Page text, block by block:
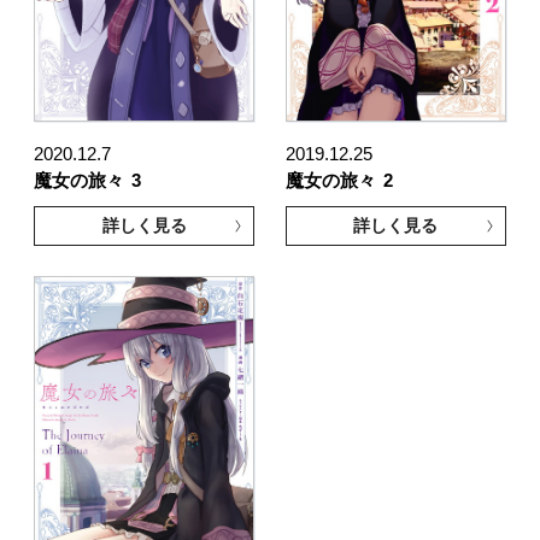
2020.12.7
魔女の旅々 3
詳しく見る
2019.12.25
魔女の旅々 2
詳しく見る